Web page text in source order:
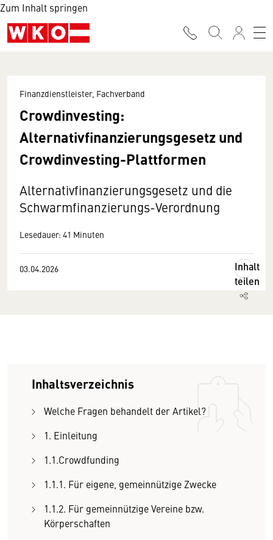
Zum Inhalt springen
Finanzdienstleister, Fachverband
Crowdinvesting:
Alternativfinanzierungsgesetz und
Crowdinvesting-Plattformen
Alternativfinanzierungsgesetz und die
Schwarmfinanzierungs-Verordnung
Lesedauer: 41 Minuten
03.04.2026
Inhalt
teilen
Inhaltsverzeichnis
Welche Fragen behandelt der Artikel?
1. Einleitung
1.1.Crowdfunding
1.1.1. Für eigene, gemeinnützige Zwecke
1.1.2. Für gemeinnützige Vereine bzw.
Körperschaften